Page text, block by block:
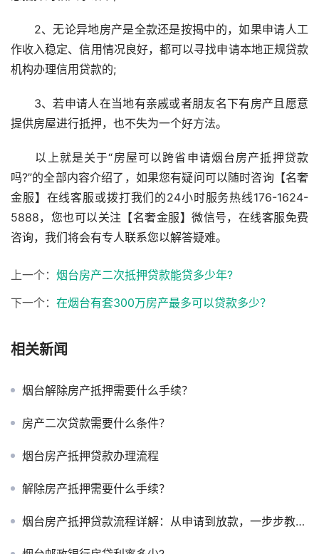
2、无论异地房产是全款还是按揭中的，如果申请人工
作收入稳定、信用情况良好，都可以寻找申请本地正规贷款
机构办理信用贷款的;
3、若申请人在当地有亲戚或者朋友名下有房产且愿意
提供房屋进行抵押，也不失为一个好方法。
以上就是关于“房屋可以跨省申请烟台房产抵押贷款
吗?”的全部内容介绍了，如果您有疑问可以随时咨询【名奢
金服】在线客服或拨打我们的24小时服务热线176-1624-
5888，您也可以关注【名奢金服】微信号，在线客服免费
咨询，我们将会有专人联系您以解答疑难。
上一个： 烟台房产二次抵押贷款能贷多少年?
下一个： 在烟台有套300万房产最多可以贷款多少？
相关新闻
烟台解除房产抵押需要什么手续？
房产二次贷款需要什么条件？
烟台房产抵押贷款办理流程
解除房产抵押需要什么手续？
烟台房产抵押贷款流程详解：从申请到放款，一步步教你怎么办